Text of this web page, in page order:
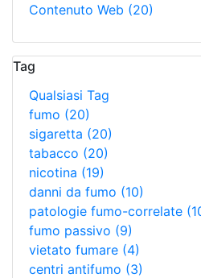
Contenuto Web (20)
Tag
Qualsiasi Tag
fumo (20)
sigaretta (20)
tabacco (20)
nicotina (19)
danni da fumo (10)
patologie fumo-correlate
fumo passivo (9)
vietato fumare (4)
centri antifumo (3)